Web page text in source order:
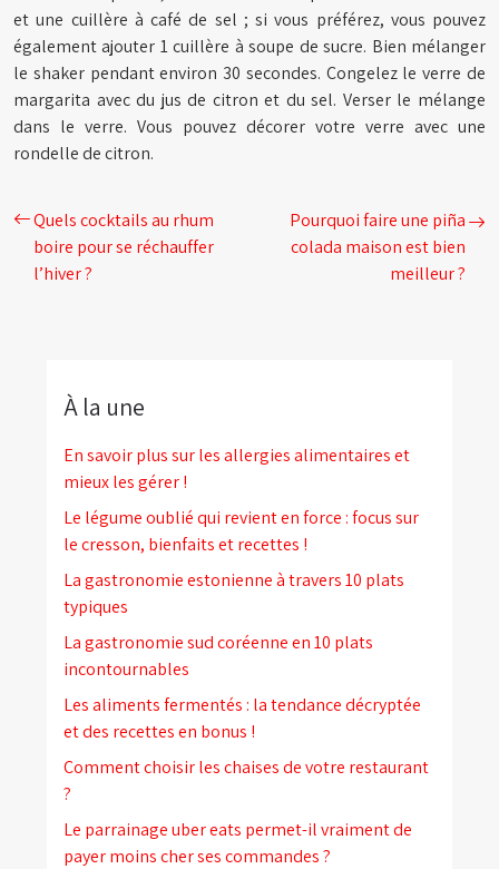
et une cuillère à café de sel ; si vous préférez, vous pouvez
également ajouter 1 cuillère à soupe de sucre. Bien mélanger
le shaker pendant environ 30 secondes. Congelez le verre de
margarita avec du jus de citron et du sel. Verser le mélange
dans le verre. Vous pouvez décorer votre verre avec une
rondelle de citron.
Quels cocktails au rhum
boire pour se réchauffer
l’hiver ?
Pourquoi faire une piña
colada maison est bien
meilleur ?
À la une
En savoir plus sur les allergies alimentaires et
mieux les gérer !
Le légume oublié qui revient en force : focus sur
le cresson, bienfaits et recettes !
La gastronomie estonienne à travers 10 plats
typiques
La gastronomie sud coréenne en 10 plats
incontournables
Les aliments fermentés : la tendance décryptée
et des recettes en bonus !
Comment choisir les chaises de votre restaurant
?
Le parrainage uber eats permet-il vraiment de
payer moins cher ses commandes ?